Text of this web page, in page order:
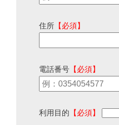
住所 【必須】
電話番号 【必須】
利用目的 【必須】